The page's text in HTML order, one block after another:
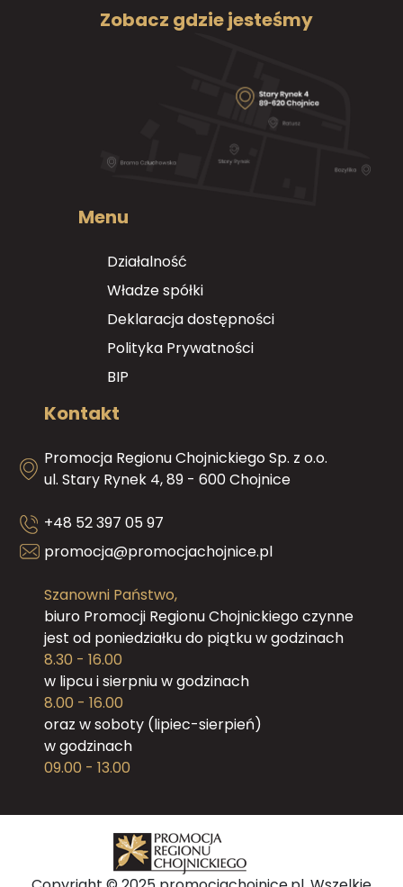
Zobacz gdzie jesteśmy
Menu
Działalność
Władze spółki
Deklaracja dostępności
Polityka Prywatności
BIP
Kontakt
Promocja Regionu Chojnickiego Sp. z o.o.
ul. Stary Rynek 4, 89 - 600 Chojnice
+48 52 397 05 97
promocja@promocjachojnice.pl
Szanowni Państwo,
biuro Promocji Regionu Chojnickiego czynne
jest od poniedziałku do piątku w godzinach
8.30 - 16.00
w lipcu i sierpniu w godzinach
8.00 - 16.00
oraz w soboty (lipiec-sierpień)
w godzinach
09.00 - 13.00